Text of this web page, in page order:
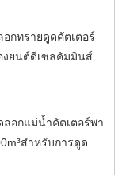
อกทรายดูดคัตเตอร์
งยนต์ดีเซลคัมมินส์
อกแม่น้ำคัตเตอร์พา
สำหรับการดูด